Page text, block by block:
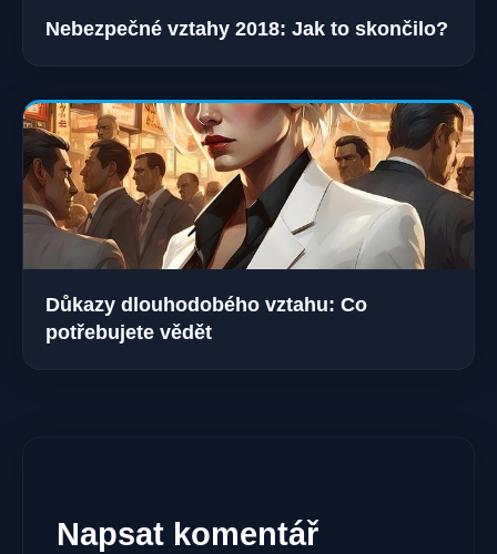
Nebezpečné vztahy 2018: Jak to skončilo?
Důkazy dlouhodobého vztahu: Co
potřebujete vědět
Napsat komentář